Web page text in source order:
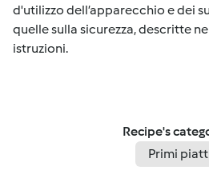
d'utilizzo dell’apparecchio e dei
quelle sulla sicurezza, descritte
istruzioni.
Recipe's
Primi